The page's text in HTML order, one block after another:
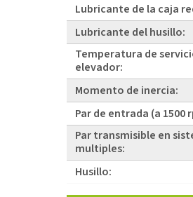
Lubricante de la caja
Lubricante del husillo:
Temperatura de
elevador:
Momento de inercia:
Par de entrada (a 1500
Par transmisible en
multiples:
Husillo: